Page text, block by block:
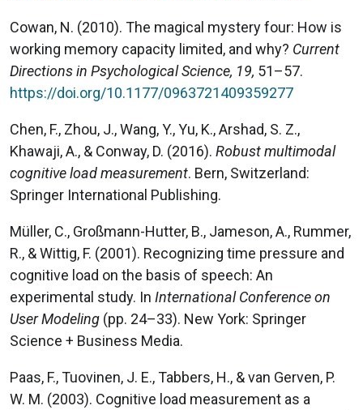
Cowan, N. (2010). The magical mystery four: How is
working memory capacity limited, and why? Current
Directions in Psychological Science, 19, 51–57.
https://doi.org/10.1177/0963721409359277
Chen, F., Zhou, J., Wang, Y., Yu, K., Arshad, S. Z.,
Khawaji, A., & Conway, D. (2016). Robust multimodal
cognitive load measurement. Bern, Switzerland:
Springer International Publishing.
Müller, C., Großmann-Hutter, B., Jameson, A., Rummer,
R., & Wittig, F. (2001). Recognizing time pressure and
cognitive load on the basis of speech: An
experimental study. In International Conference on
User Modeling (pp. 24–33). New York: Springer
Science + Business Media.
Paas, F., Tuovinen, J. E., Tabbers, H., & van Gerven, P.
W. M. (2003). Cognitive load measurement as a